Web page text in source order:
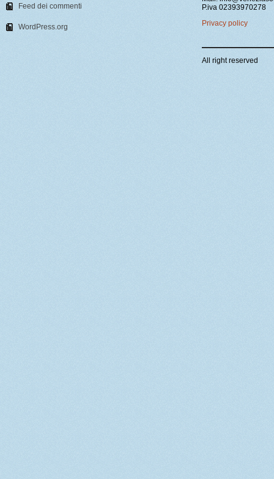
Feed dei commenti
WordPress.org
P.iva 02393970278
Privacy policy
All right reserved